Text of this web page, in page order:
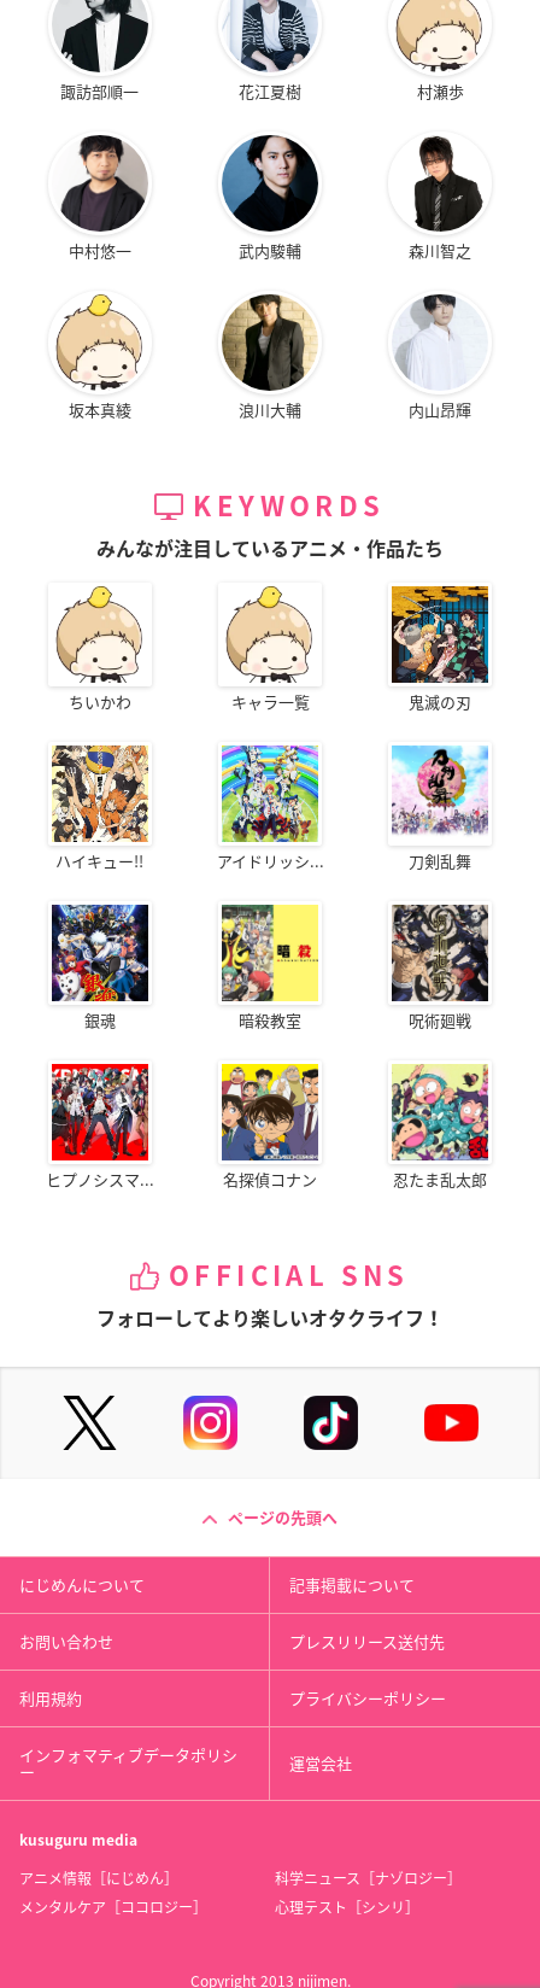
諏訪部順一 花江夏樹 村瀬歩
中村悠一 武内駿輔 森川智之
坂本真綾 浪川大輔 内山昂輝
KEYWORDS
みんなが注目しているアニメ・作品たち
ちいかわ キャラ一覧 鬼滅の刃
ハイキュー!! アイドリッシ... 刀剣乱舞
銀魂 暗殺教室 呪術廻戦
ヒプノシスマ... 名探偵コナン 忍たま乱太郎
OFFICIAL SNS
フォローしてより楽しいオタクライフ！
ページの先頭へ
にじめんについて 記事掲載について
お問い合わせ プレスリリース送付先
利用規約 プライバシーポリシー
インフォマティブデータポリシ
ー 運営会社
kusuguru media
アニメ情報［にじめん］
科学ニュース［ナゾロジー］
メンタルケア［ココロジー］
心理テスト［シンリ］
Copyright 2013 nijimen.